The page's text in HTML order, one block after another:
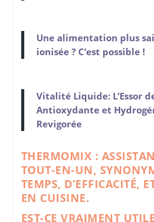
Une alimentation plus
ionisée ? C’est possible !
Vitalité Liquide: L’Essor
Antioxydante et
Revigorée
THERMOMIX :
TOUT-EN-UN,
TEMPS, D’EFFICACITÉ,
EN CUISINE.
EST-CE VRAIMENT